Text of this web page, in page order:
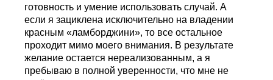
готовность и умение использовать случай. А
если я зациклена исключительно на владении
красным «ламборджини», то все остальное
проходит мимо моего внимания. В результате
желание остается нереализованным, а я
пребываю в полной уверенности, что мне не